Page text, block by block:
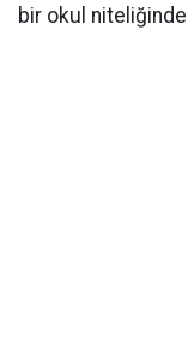
bir okul